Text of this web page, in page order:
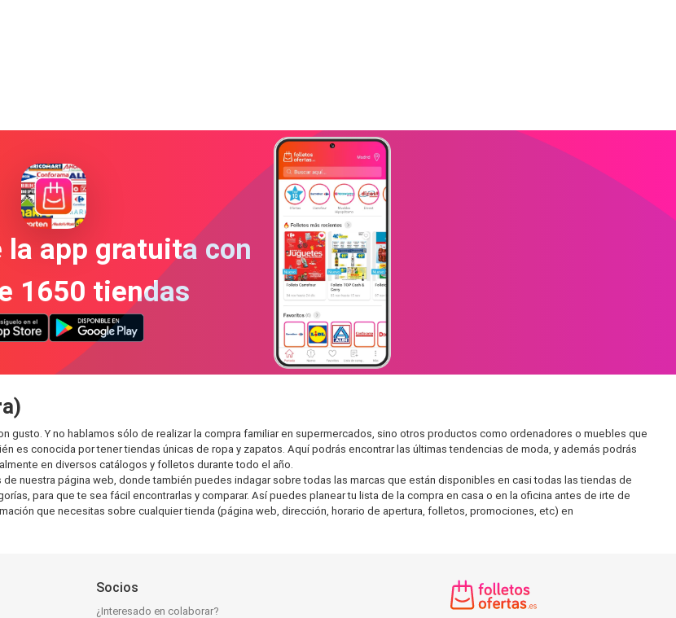
la app gratuita con
1650 tiendas
gusto. Y no hablamos sólo de realizar la compra familiar en supermercados, sino otros productos como ordenadores o muebles que
es conocida por tener tiendas únicas de ropa y zapatos. Aquí podrás encontrar las últimas tendencias de moda, y además podrás
en diversos catálogos y folletos durante todo el año.
nuestra página web, donde también puedes indagar sobre todas las marcas que están disponibles en casi todas las tiendas de
para que te sea fácil encontrarlas y comparar. Así puedes planear tu lista de la compra en casa o en la oficina antes de irte de
que necesitas sobre cualquier tienda (página web, dirección, horario de apertura, folletos, promociones, etc) en
Socios
¿Interesado en colaborar?